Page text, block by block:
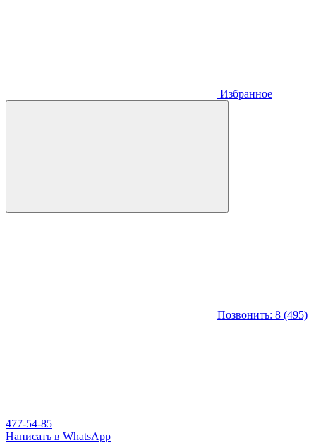
Избранное
Позвонить: 8 (495)
477-54-85
Написать в WhatsApp